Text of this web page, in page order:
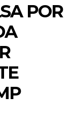
POR